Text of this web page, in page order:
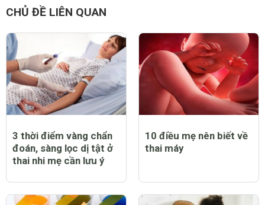
CHỦ ĐỀ LIÊN QUAN
3 thời điểm vàng chẩn
đoán, sàng lọc dị tật ở
thai nhi mẹ cần lưu ý
10 điều mẹ nên biết về
thai máy